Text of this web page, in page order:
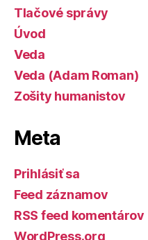
Tlačové správy
Úvod
Veda
Veda (Adam Roman)
Zošity humanistov
Meta
Prihlásiť sa
Feed záznamov
RSS feed komentárov
WordPress.org